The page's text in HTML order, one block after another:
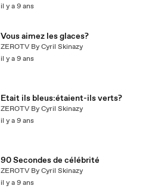
il y a 9 ans
Vous aimez les glaces?
ZEROTV By Cyril Skinazy
il y a 9 ans
Etait ils bleus:étaient-ils verts?
ZEROTV By Cyril Skinazy
il y a 9 ans
90 Secondes de célébrité
ZEROTV By Cyril Skinazy
il y a 9 ans